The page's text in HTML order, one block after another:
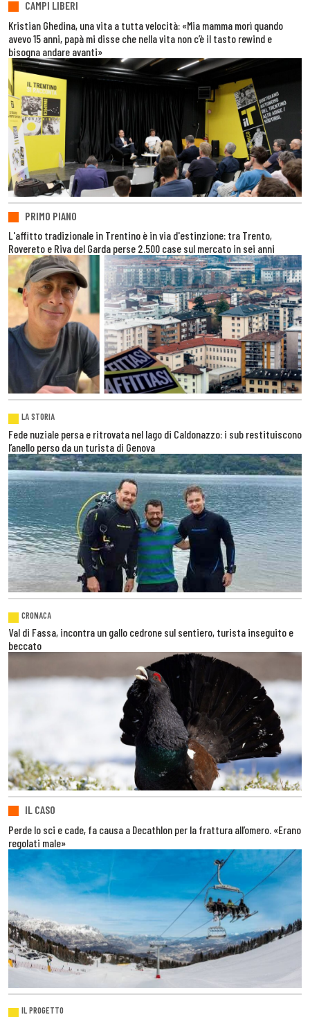
CAMPI LIBERI
Kristian Ghedina, una vita a tutta velocità: «Mia mamma morì quando
avevo 15 anni, papà mi disse che nella vita non c’è il tasto rewind e
bisogna andare avanti»
PRIMO PIANO
L'affitto tradizionale in Trentino è in via d'estinzione: tra Trento,
Rovereto e Riva del Garda perse 2.500 case sul mercato in sei anni
LA STORIA
Fede nuziale persa e ritrovata nel lago di Caldonazzo: i sub restituiscono
l’anello perso da un turista di Genova
CRONACA
Val di Fassa, incontra un gallo cedrone sul sentiero, turista inseguito e
beccato
IL CASO
Perde lo sci e cade, fa causa a Decathlon per la frattura all’omero. «Erano
regolati male»
IL PROGETTO